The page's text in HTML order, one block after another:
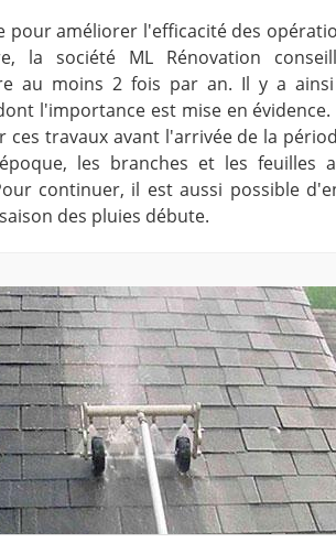
pour améliorer l'efficacité des
la société ML Rénovation
au moins 2 fois par an. Il y a
l'importance est mise en évidence.
ces travaux avant l'arrivée de la
les branches et les feuilles
continuer, il est aussi possible
des pluies débute.